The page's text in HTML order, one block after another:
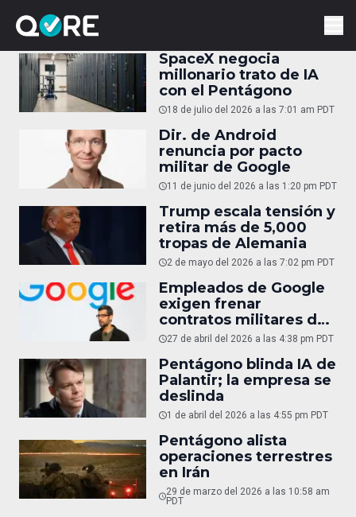
SpaceX negocia
millonario trato de IA
con el Pentágono
18 de julio del 2026 a las 7:01 am PDT
Dir. de Android
renuncia por pacto
militar de Google
11 de junio del 2026 a las 1:20 pm PDT
Trump escala tensión y
retira más de 5,000
tropas de Alemania
2 de mayo del 2026 a las 7:02 pm PDT
Empleados de Google
exigen frenar
contratos militares de
IA27 de abril del 2026 a las 4:38 pm PDT
Pentágono blinda IA de
Palantir; la empresa se
deslinda
1 de abril del 2026 a las 4:55 pm PDT
Pentágono alista
operaciones terrestres
en Irán
29 de marzo del 2026 a las 10:58 am
PDT